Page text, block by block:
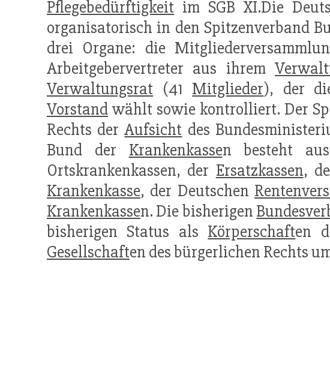
Pflegebedürftigkeit im SGB XI.Die
organisatorisch in den Spitzenverband
drei Organe: die
Arbeitgebervertreter aus ihrem
Verwaltungsrat (41 Mitglieder), der
Vorstand wählt sowie kontrolliert. Der
Rechts derAufsicht des
Bund der Krankenkassen besteht
Ortskrankenkassen, der Ersatzkassen,
Krankenkasse, der Deutschen
Krankenkassen. Die bisherigen
bisherigen Status als Körperschaften
Gesellschaften des bürgerlichen Rechts